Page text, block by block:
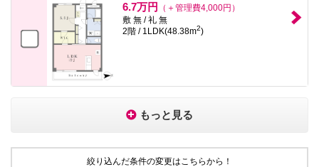
6.7万円
（＋管理費4,000円）
敷 無 / 礼 無
2階 / 1LDK(48.38m2)
もっと見る
絞り込んだ条件の変更はこちらから！